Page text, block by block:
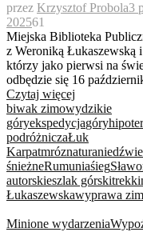
przez Krzysztof Probola3
202561
Miejska Biblioteka
z Weroniką Łukaszewską
którzy jako pierwsi na
odbędzie się 16
Czytaj więcej
biwak zimowydzikie
góryekspedycjagóry
podróżniczaŁuk
Karpatmróznatura
śnieżneRumuniaśieg
autorskieszlak górski
Łukaszewskawyprawa
Minione wydarzenia